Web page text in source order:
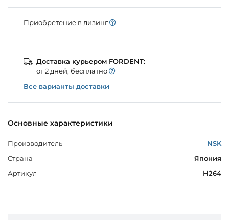
Основные характеристики
Производитель
NSK
Страна
Япония
Артикул
H264
Приобретение в лизинг
Доставка курьером FORDENT:
от 2 дней, бесплатно
Все варианты доставки